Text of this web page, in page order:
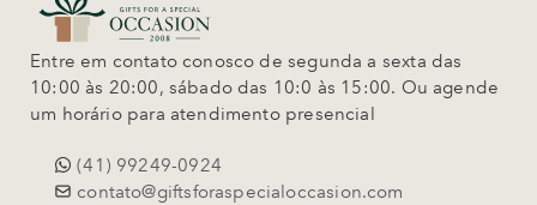
Entre em contato conosco de segunda a sexta das
10:00 às 20:00, sábado das 10:0 às 15:00. Ou agende
um horário para atendimento presencial
(41) 99249-0924
contato@giftsforaspecialoccasion.com